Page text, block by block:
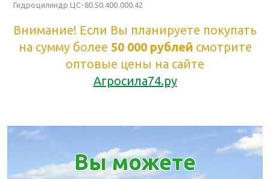
Гидроцилиндр ЦС-80.50.400.000.42
Внимание! Если Вы планируете покупать
на сумму более 50 000 рублей смотрите
оптовые цены на сайте
Агросила74.ру
Вы можете